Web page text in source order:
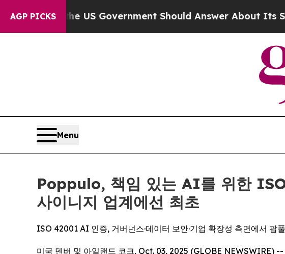
AGP PICKS
the US Government Should Answer About Its
Menu
Poppulo, 책임 있는 AI를 위한
사이니지 업계에선 최초
ISO 42001 AI 인증, 거버넌스·데이터 보안·기업 확장성 측면에서 팝
미국 덴버 및 아일랜드 코크, Oct. 03, 2025 (GLOBE NEWSWIRE)